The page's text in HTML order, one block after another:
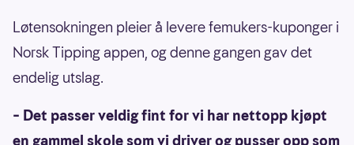
Løtensokningen pleier å levere femukers-kuponger i
Norsk Tipping appen, og denne gangen gav det
endelig utslag.
– Det passer veldig fint for vi har nettopp kjøpt
en gammel skole som vi driver og pusser opp som